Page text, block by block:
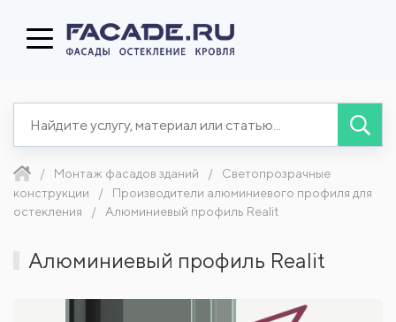
Монтаж фасадов зданий
Светопрозрачные
конструкции
Производители алюминиевого профиля для
остекления
Алюминиевый профиль Realit
Алюминиевый профиль Realit